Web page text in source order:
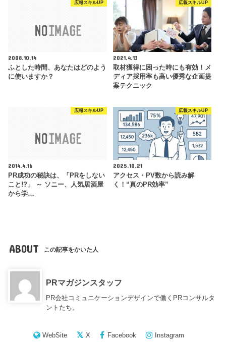
広報スキルUP
2008.10.14
ふとした時間、あなたはどのよう
に使いますか？
広報スキルUP
2021.4.13
取材獲得に困った時にも有効！メ
ディア採用率も高い優秀な企画提
案テクニック
広報スキルUP
2014.4.16
PR成功の秘訣は、「PRをしない
こと!?」 ～ ソニー、人気居酒屋
から学…
広報スキルUP
2025.10.21
アクセス・PV数から読み解
く！“真のPR効率”
ABOUT この記事をかいた人
PRマガジンスタッフ
PR会社コミュニケーションデザインで働くPRコンサルタ
ントたち。
WebSite X Facebook Instagram